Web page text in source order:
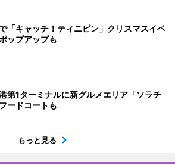
「キャッチ！ティニピン」クリスマスイベ
ップアップも
第1ターミナルに新グルメエリア「ソラチ
ードコートも
もっと見る